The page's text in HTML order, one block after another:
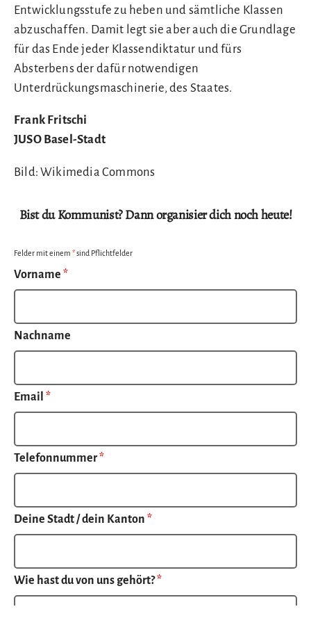
Entwicklungsstufe zu heben und sämtliche Klassen
abzuschaffen. Damit legt sie aber auch die Grundlage
für das Ende jeder Klassendiktatur und fürs
Absterbens der dafür notwendigen
Unterdrückungsmaschinerie, des Staates.
Frank Fritschi
JUSO Basel-Stadt
Bild: Wikimedia Commons
Bist du Kommunist? Dann organisier dich noch heute!
Felder mit einem *sind Pflichtfelder
Vorname *
Nachname
Email *
Telefonnummer*
Deine Stadt / dein Kanton *
Wie hast du von uns gehört?*